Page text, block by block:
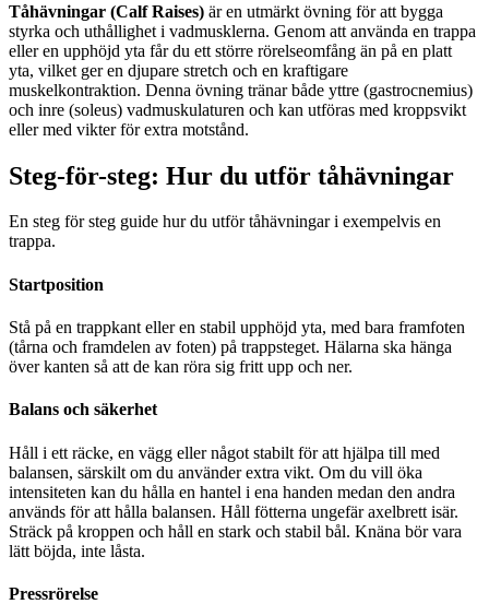
Tåhävningar (Calf Raises) är en utmärkt övning för att bygga
styrka och uthållighet i vadmusklerna. Genom att använda en trappa
eller en upphöjd yta får du ett större rörelseomfång än på en platt
yta, vilket ger en djupare stretch och en kraftigare
muskelkontraktion. Denna övning tränar både yttre (gastrocnemius)
och inre (soleus) vadmuskulaturen och kan utföras med kroppsvikt
eller med vikter för extra motstånd.
Steg-för-steg: Hur du utför tåhävningar
En steg för steg guide hur du utför tåhävningar i exempelvis en
trappa.
Startposition
Stå på en trappkant eller en stabil upphöjd yta, med bara framfoten
(tårna och framdelen av foten) på trappsteget. Hälarna ska hänga
över kanten så att de kan röra sig fritt upp och ner.
Balans och säkerhet
Håll i ett räcke, en vägg eller något stabilt för att hjälpa till med
balansen, särskilt om du använder extra vikt. Om du vill öka
intensiteten kan du hålla en hantel i ena handen medan den andra
används för att hålla balansen. Håll fötterna ungefär axelbrett isär.
Sträck på kroppen och håll en stark och stabil bål. Knäna bör vara
lätt böjda, inte låsta.
Pressrörelse